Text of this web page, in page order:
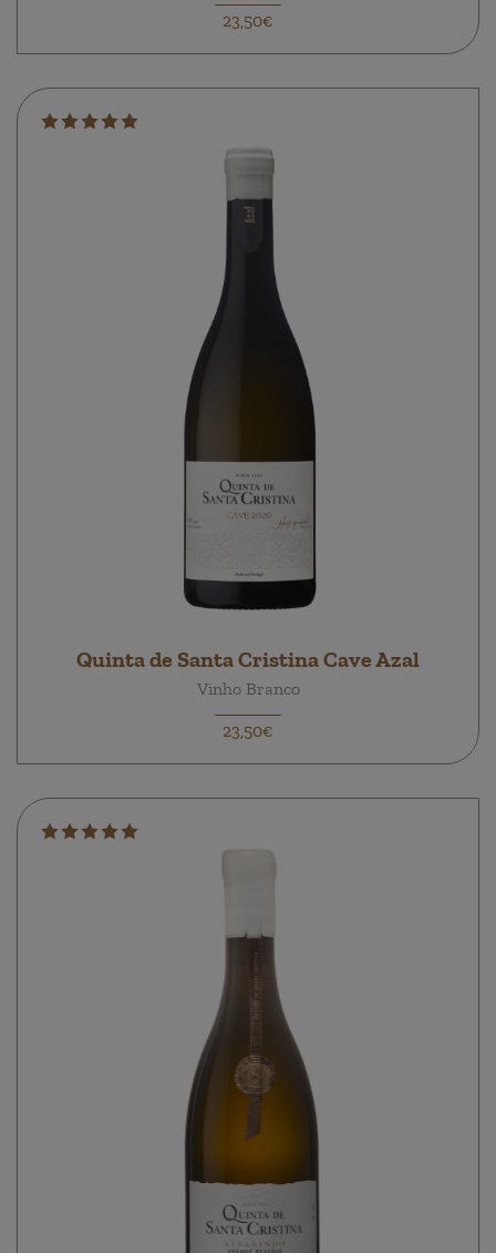
23,50€
Quinta de Santa Cristina Cave Azal
Vinho Branco
23,50€